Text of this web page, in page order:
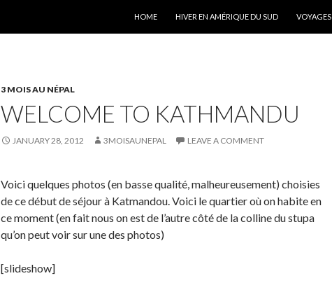
HOME
HIVER EN AMÉRIQUE DU SUD VOYAGES
3 MOIS AU NÉPAL
WELCOME TO KATHMANDU
JANUARY 28, 2012 3MOISAUNEPAL LEAVE A COMMENT
Voici quelques photos (en basse qualité, malheureusement) choisies
de ce début de séjour à Katmandou. Voici le quartier où on habite en
ce moment (en fait nous on est de l’autre côté de la colline du stupa
qu’on peut voir sur une des photos)
[slideshow]